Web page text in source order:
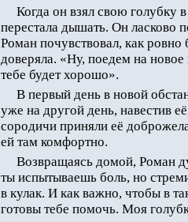
Когда он взял свою голубку
перестала дышать. Он ласково
Роман почувствовал, как ровно
доверяла. «Ну, поедем на
тебе будет хорошо».
В первый день в новой
уже на другой день, навестив
сородичи приняли её
ей там комфортно.
Возвращаясь домой, Роман
ты испытываешь боль, но
в кулак. И как важно, чтобы в
готовы тебе помочь. Моя